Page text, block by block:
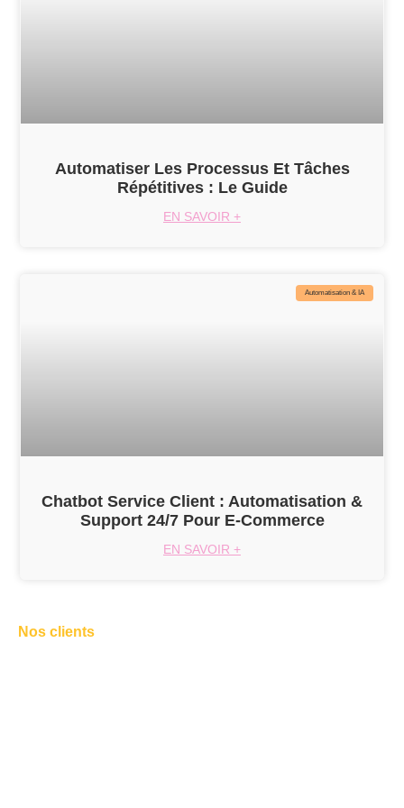
Automatiser Les Processus Et Tâches
Répétitives : Le Guide
EN SAVOIR +
Automatisation & IA
Chatbot Service Client : Automatisation &
Support 24/7 Pour E-Commerce
EN SAVOIR +
Nos clients